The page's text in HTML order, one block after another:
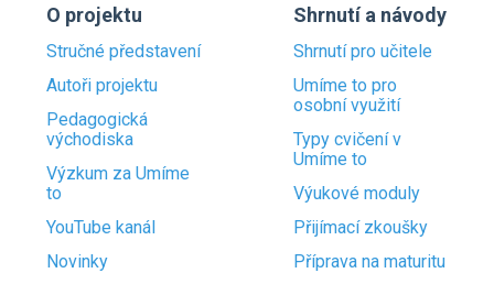
O projektu
Stručné představení
Autoři projektu
Pedagogická
východiska
Výzkum za Umíme
to
YouTube kanál
Novinky
Shrnutí a návody
Shrnutí pro učitele
Umíme to pro
osobní využití
Typy cvičení v
Umíme to
Výukové moduly
Přijímací zkoušky
Příprava na maturitu